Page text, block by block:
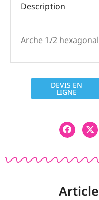
Description
Arche 1/2
DEVIS EN
LIGNE